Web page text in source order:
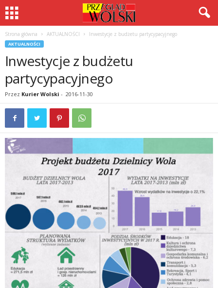
Strona główna AKTUALNOŚCI Inwestycje z budżetu partycypacyjnego
AKTUALNOŚCI
Inwestycje z budżetu
partycypacyjnego
Przez Kurier Wolski - 2016-11-30